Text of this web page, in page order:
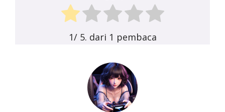
1/ 5. dari 1 pembaca